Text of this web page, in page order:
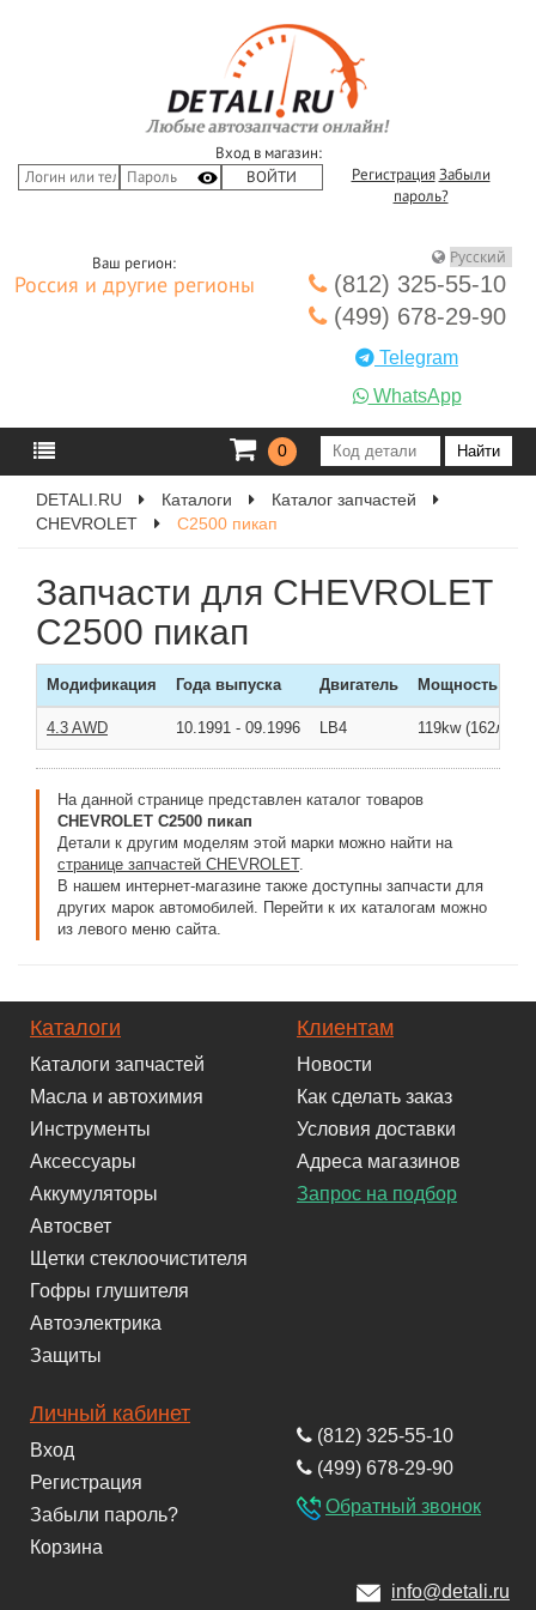
Вход в магазин:
Регистрация Забыли
пароль?
Ваш регион:
Россия и другие регионы
(812) 325-55-10
(499) 678-29-90
Telegram
WhatsApp
0
DETALI.RU Каталоги
Каталог запчастей
CHEVROLET
C2500 пикап
Запчасти для CHEVROLET
C2500 пикап
Модификация Года выпуска Двигатель Мощность
4.3 AWD 10.1991 - 09.1996 LB4 119kw (162л/с )
На данной странице представлен каталог товаров
CHEVROLET C2500 пикап
Детали к другим моделям этой марки можно найти на
странице запчастей CHEVROLET.
В нашем интернет-магазине также доступны запчасти для
других марок автомобилей. Перейти к их каталогам можно
из левого меню сайта.
Каталоги
Каталоги запчастей
Масла и автохимия
Инструменты
Аксессуары
Аккумуляторы
Автосвет
Щетки стеклоочистителя
Гофры глушителя
Автоэлектрика
Защиты
Клиентам
Новости
Как сделать заказ
Условия доставки
Адреса магазинов
Запрос на подбор
Личный кабинет
Вход
Регистрация
Забыли пароль?
Корзина
(812) 325-55-10
(499) 678-29-90
Обратный звонок
info@detali.ru